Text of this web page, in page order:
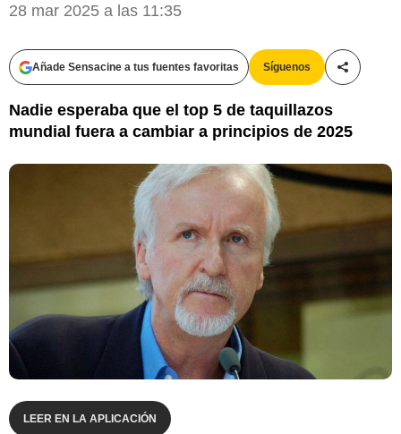
28 mar 2025 a las 11:35
Añade Sensacine a tus fuentes favoritas Síguenos
Nadie esperaba que el top 5 de taquillazos
mundial fuera a cambiar a principios de 2025
LEER EN LA APLICACIÓN